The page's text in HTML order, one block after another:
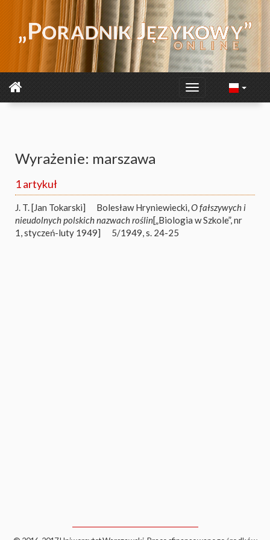
Wyrażenie: marszawa
1 artykuł
J. T. [Jan Tokarski] Bolesław Hryniewiecki,O fałszywych i
nieudolnych polskich nazwach roślin[„Biologia w Szkole”, nr
1, styczeń-luty 1949]
5/1949, s. 24-25